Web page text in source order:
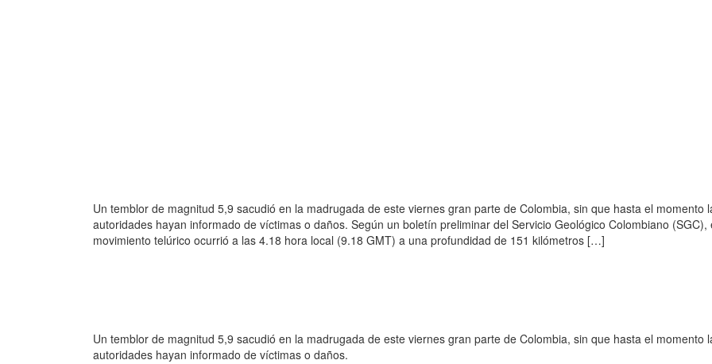
Un temblor de magnitud 5,9 sacudió en la madrugada de este viernes gran parte de Colombia, sin que hasta el momento
autoridades hayan informado de víctimas o daños. Según un boletín preliminar del Servicio Geológico Colombiano (SGC),
movimiento telúrico ocurrió a las 4.18 hora local (9.18 GMT) a una profundidad de 151 kilómetros […]
Un temblor de magnitud 5,9 sacudió en la madrugada de este viernes gran parte de Colombia, sin que hasta el momento
autoridades hayan informado de víctimas o daños.